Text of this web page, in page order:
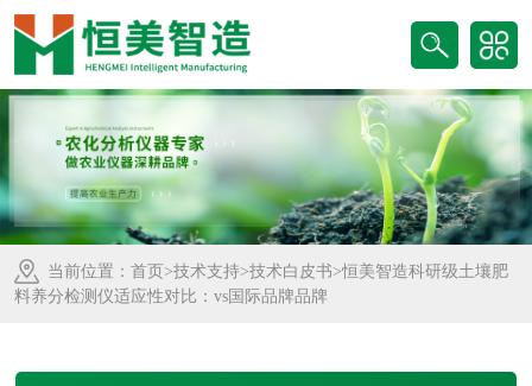
当前位置： 首页 >技术支持>技术白皮书>恒美智造科研级土壤肥
料养分检测仪适应性对比：vs国际品牌品牌